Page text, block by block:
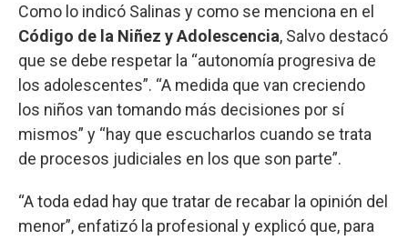
Como lo indicó Salinas y como se menciona en el
Código de la Niñez y Adolescencia, Salvo destacó
que se debe respetar la “autonomía progresiva de
los adolescentes”. “A medida que van creciendo
los niños van tomando más decisiones por sí
mismos” y “hay que escucharlos cuando se trata
de procesos judiciales en los que son parte”.
“A toda edad hay que tratar de recabar la opinión del
menor”, enfatizó la profesional y explicó que, para